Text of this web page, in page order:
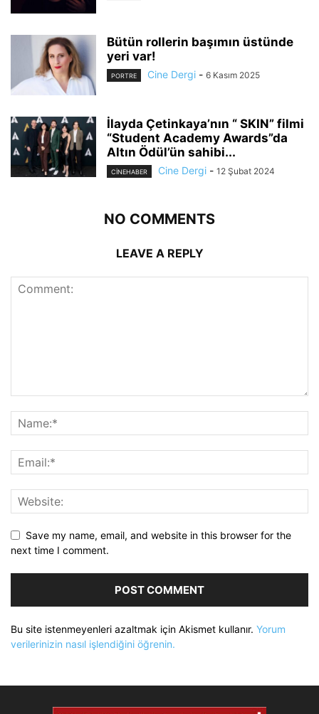
Bütün rollerin başımın üstünde
yeri var!
PORTRE Cine Dergi - 6 Kasım 2025
İlayda Çetinkaya’nın “ SKIN” filmi
“Student Academy Awards”da
Altın Ödül’ün sahibi...
CINEHABER Cine Dergi - 12 Şubat 2024
NO COMMENTS
LEAVE A REPLY
Save my name, email, and website in this browser for the
next time I comment.
Bu site istenmeyenleri azaltmak için Akismet kullanır. Yorum
verilerinizin nasıl işlendiğini öğrenin.